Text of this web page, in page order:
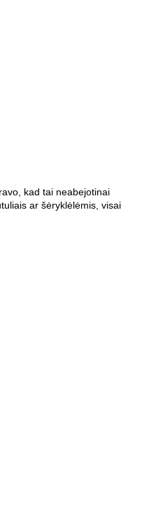
kad tai neabejotinai
ar šėryklėlėmis, visai